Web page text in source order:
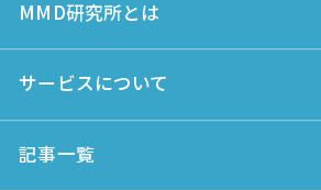
MMD研究所とは
サービスについて
記事一覧